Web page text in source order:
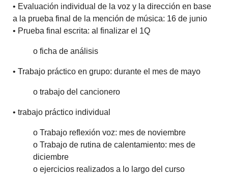
• Evaluación individual de la voz y la dirección en base
a la prueba final de la mención de música: 16 de junio
• Prueba final escrita: al finalizar el 1Q
o ficha de análisis
• Trabajo práctico en grupo: durante el mes de mayo
o trabajo del cancionero
• trabajo práctico individual
o Trabajo reflexión voz: mes de noviembre
o Trabajo de rutina de calentamiento: mes de
diciembre
o ejercicios realizados a lo largo del curso